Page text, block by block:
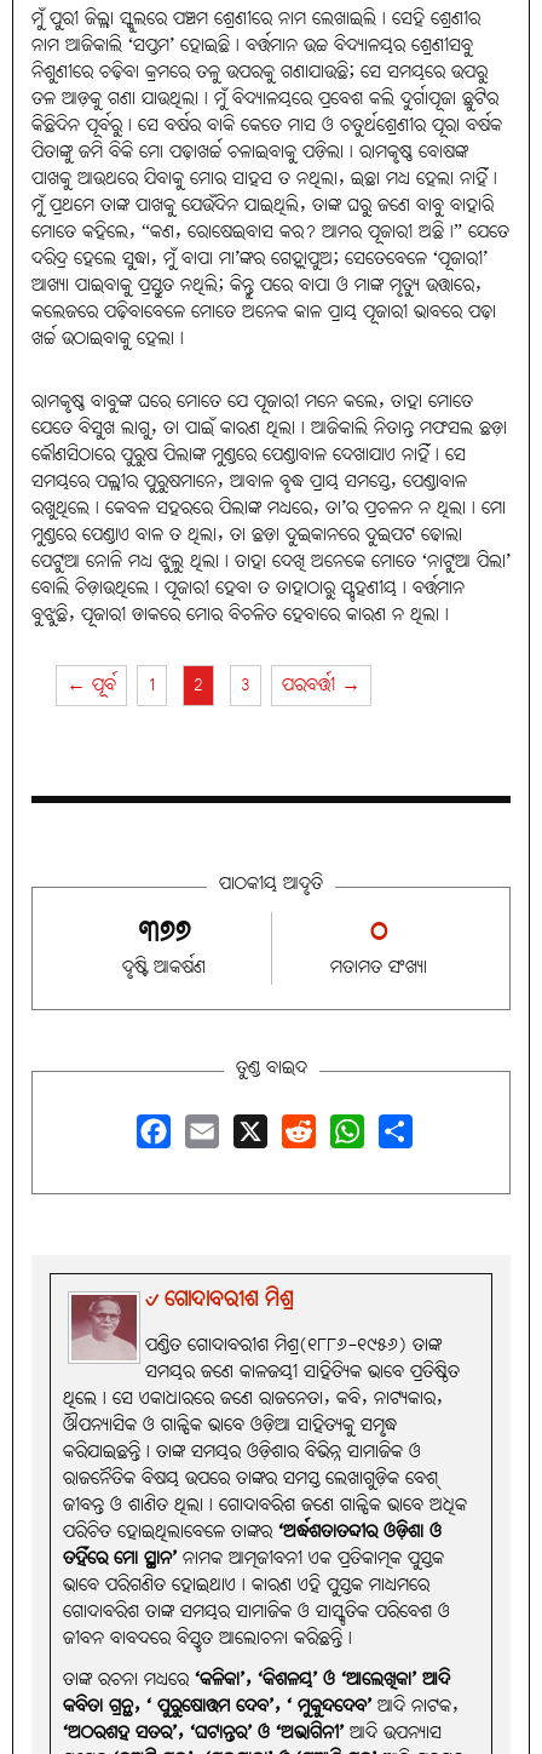
ମୁଁ ପୁରୀ ଜିଲ୍ଲା ସ୍କୁଲରେ ପଞ୍ଚମ ଶ୍ରେଣୀରେ ନାମ ଲେଖାଇଲି। ସେହି ଶ୍ରେଣୀର
ନାମ ଆଜିକାଲି ‘ସପ୍ତମ’ ହୋଇଛି। ବର୍ତ୍ତମାନ ଉଚ୍ଚ ବିଦ୍ୟାଳୟର ଶ୍ରେଣୀସବୁ
ନିଶୁଣୀରେ ଚଢ଼ିବା କ୍ରମରେ ତଳୁ ଉପରକୁ ଗଣାଯାଉଛି; ସେ ସମୟରେ ଉପରୁ
ତଳ ଆଡ଼କୁ ଗଣା ଯାଉଥିଲା। ମୁଁ ବିଦ୍ୟାଳୟରେ ପ୍ରବେଶ କଲି ଦୁର୍ଗାପୂଜା ଛୁଟିର
କିଛିଦିନ ପୂର୍ବରୁ। ସେ ବର୍ଷର ବାକି କେତେ ମାସ ଓ ଚତୁର୍ଥଶ୍ରେଣୀର ପୂରା ବର୍ଷକ
ପିତାଙ୍କୁ ଜମି ବିକି ମୋ ପଢ଼ାଖର୍ଚ୍ଚ ଚଳାଇବାକୁ ପଡ଼ିଲା। ରାମକୃଷ୍ଣ ବୋଷଙ୍କ
ପାଖକୁ ଆଉଥରେ ଯିବାକୁ ମୋର ସାହସ ତ ନଥିଲା, ଇଛା ମଧ୍ୟ ହେଲା ନାହିଁ।
ମୁଁ ପ୍ରଥମେ ତାଙ୍କ ପାଖକୁ ଯେଉଁଦିନ ଯାଇଥିଲି, ତାଙ୍କ ଘରୁ ଜଣେ ବାବୁ ବାହାରି
ମୋତେ କହିଲେ, “କଣ, ରୋଷେଇବାସ କର? ଆମର ପୂଜାରୀ ଅଛି।” ଯେତେ
ଦରିଦ୍ର ହେଲେ ସୁଦ୍ଧା, ମୁଁ ବାପା ମା’ଙ୍କର ଗେହ୍ଲାପୁଅ; ସେତେବେଳେ ‘ପୂଜାରୀ’
ଆଖ୍ୟା ପାଇବାକୁ ପ୍ରସ୍ତୁତ ନଥିଲି; କିନ୍ତୁ ପରେ ବାପା ଓ ମାଙ୍କ ମୃତ୍ୟୁ ଉତ୍ତାରେ,
କଲେଜରେ ପଢ଼ିବାବେଳେ ମୋତେ ଅନେକ କାଳ ପ୍ରାୟ ପୂଜାରୀ ଭାବରେ ପଢ଼ା
ଖର୍ଚ୍ଚ ଉଠାଇବାକୁ ହେଲା।
ରାମକୃଷ୍ଣ ବାବୁଙ୍କ ଘରେ ମୋତେ ଯେ ପୂଜାରୀ ମନେ କଲେ, ତାହା ମୋତେ
ଯେତେ ବିସୁଖ ଲାଗୁ, ତା ପାଇଁ କାରଣ ଥିଲା। ଆଜିକାଲି ନିତାନ୍ତ ମଫସଲ ଛଡ଼ା
କୌଣସିଠାରେ ପୁରୁଷ ପିଲାଙ୍କ ମୁଣ୍ଡରେ ପେଣ୍ଡାବାଳ ଦେଖାଯାଏ ନାହିଁ। ସେ
ସମୟରେ ପଲ୍ଲୀର ପୁରୁଷମାନେ, ଆବାଳ ବୃଦ୍ଧ ପ୍ରାୟ ସମସ୍ତେ, ପେଣ୍ଡାବାଳ
ରଖୁଥିଲେ। କେବଳ ସହରରେ ପିଲାଙ୍କ ମଧ୍ୟରେ, ତା’ର ପ୍ରଚଳନ ନ ଥିଲା। ମୋ
ମୁଣ୍ଡରେ ପେଣ୍ଡାଏ ବାଳ ତ ଥିଲା, ତା ଛଡ଼ା ଦୁଇକାନରେ ଦୁଇପଟ ଢୋଲା
ପେଟୁଆ ନୋଳି ମଧ୍ୟ ଝୁଲୁ ଥିଲା। ତାହା ଦେଖି ଅନେକେ ମୋତେ ‘ନାଟୁଆ ପିଲା’
ବୋଲି ଚିଡ଼ାଉଥିଲେ। ପୂଜାରୀ ହେବା ତ ତାହାଠାରୁ ସ୍ପୃହଣୀୟ। ବର୍ତ୍ତମାନ
ବୁଝୁଛି, ପୂଜାରୀ ଡାକରେ ମୋର ବିଚଳିତ ହେବାରେ କାରଣ ନ ଥିଲା।
← ପୂର୍ବ
1 2 3 ପରବର୍ତ୍ତୀ →
ପାଠକୀୟ ଆଦୃତି
୩୭୭
ଦୃଷ୍ଟି ଆକର୍ଷଣ
୦
ମତାମତ ସଂଖ୍ୟା
ତୁଣ୍ଡ ବାଇଦ
୰ ଗୋଦାବରୀଶ ମିଶ୍ର
ପଣ୍ଡିତ ଗୋଦାବରୀଶ ମିଶ୍ର(୧୮୮୬-୧୯୫୬) ତାଙ୍କ
ସମୟର ଜଣେ କାଳଜୟୀ ସାହିତ୍ୟିକ ଭାବେ ପ୍ରତିଷ୍ଠିତ
ଥିଲେ। ସେ ଏକାଧାରରେ ଜଣେ ରାଜନେତା, କବି, ନାଟ୍ୟକାର,
ଔପନ୍ୟାସିକ ଓ ଗାଳ୍ପିକ ଭାବେ ଓଡ଼ିଆ ସାହିତ୍ୟକୁ ସମୃଦ୍ଧ
କରିଯାଇଛନ୍ତି। ତାଙ୍କ ସମୟର ଓଡ଼ିଶାର ବିଭିନ୍ନ ସାମାଜିକ ଓ
ରାଜନୈତିକ ବିଷୟ ଉପରେ ତାଙ୍କର ସମସ୍ତ ଲେଖାଗୁଡ଼ିକ ବେଶ୍‌
ଜୀବନ୍ତ ଓ ଶାଣିତ ଥିଲା। ଗୋଦାବରିଶ ଜଣେ ଗାଳ୍ପିକ ଭାବେ ଅଧିକ
ପରିଚିତ ହୋଇଥିଲାବେଳେ ତାଙ୍କର‘ଅର୍ଦ୍ଧଶତାତବ୍ଦୀର ଓଡ଼ିଶା ଓ
ତହିଁରେ ମୋ ସ୍ଥାନ’ନାମକ ଆତ୍ମଜୀବନୀ ଏକ ପ୍ରତିକାତ୍ମକ ପୁସ୍ତକ
ଭାବେ ପରିଗଣିତ ହୋଇଥାଏ। କାରଣ ଏହି ପୁସ୍ତକ ମାଧ୍ୟମରେ
ଗୋଦାବରିଶ ତାଙ୍କ ସମୟର ସାମାଜିକ ଓ ସାସ୍କୃତିକ ପରିବେଶ ଓ
ଜୀବନ ବାବଦରେ ବିସ୍ତୃତ ଆଲୋଚନା କରିଛନ୍ତି।
ତାଙ୍କ ରଚନା ମଧ୍ୟରେ‘କଳିକା’, ‘କିଶଳୟ’ ଓ ‘ଆଲେଖିକା’ ଆଦି
କବିତା ଗ୍ରନ୍ଥ, ‘ ପୁରୁଷୋତ୍ତମ ଦେବ’, ‘ ମୁକୁନ୍ଦଦେବ’ଆଦି ନାଟକ,
‘ଅଠରଶହ ସତର’, ‘ଘଟାନ୍ତର’ ଓ ‘ଅଭାଗିନୀ’ଆଦି ଉପନ୍ୟାସ